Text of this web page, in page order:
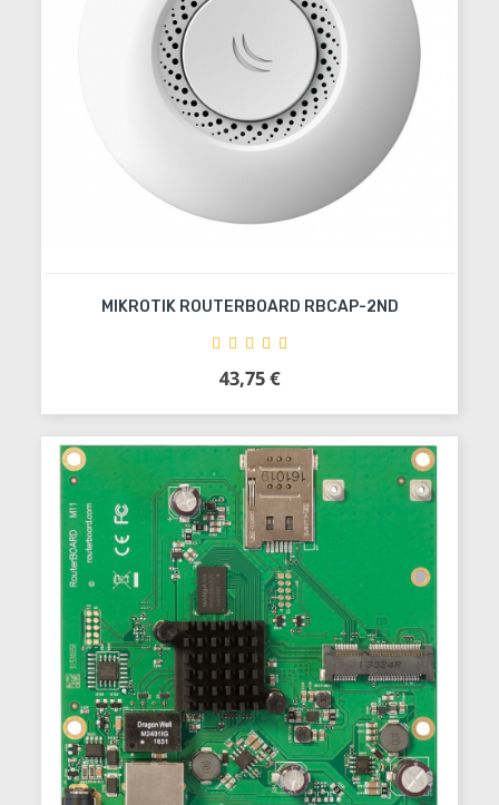
MIKROTIK ROUTERBOARD RBCAP-2ND
Precio
43,75 €
Añadir al carrito